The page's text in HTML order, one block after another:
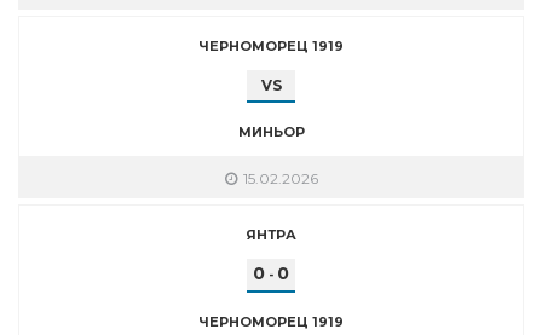
ЧЕРНОМОРЕЦ 1919
VS
МИНЬОР
15.02.2026
ЯНТРА
0 - 0
ЧЕРНОМОРЕЦ 1919